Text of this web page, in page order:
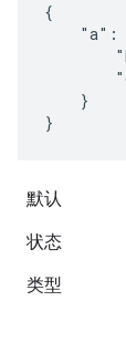
{
"a":
    }
}
默认
状态
类型